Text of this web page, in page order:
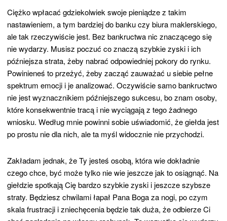
Ciężko wpłacać gdziekolwiek swoje pieniądze z takim
nastawieniem, a tym bardziej do banku czy biura maklerskiego,
ale tak rzeczywiście jest. Bez bankructwa nic znaczącego się
nie wydarzy. Musisz poczuć co znaczą szybkie zyski i ich
późniejsza strata, żeby nabrać odpowiedniej pokory do rynku.
Powinieneś to przeżyć, żeby zacząć zauważać u siebie pełne
spektrum emocji i je analizować. Oczywiście samo bankructwo
nie jest wyznacznikiem późniejszego sukcesu, bo znam osoby,
które konsekwentnie tracą i nie wyciągają z tego żadnego
wniosku. Według mnie powinni sobie uświadomić, że giełda jest
po prostu nie dla nich, ale ta myśl widocznie nie przychodzi.
Zakładam jednak, że Ty jesteś osobą, która wie dokładnie
czego chce, być może tylko nie wie jeszcze jak to osiągnąć. Na
giełdzie spotkają Cię bardzo szybkie zyski i jeszcze szybsze
straty. Będziesz chwilami łapał Pana Boga za nogi, po czym
skala frustracji i zniechęcenia będzie tak duża, że odbierze Ci